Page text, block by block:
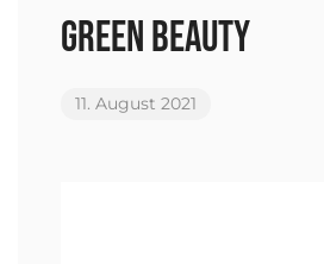
Green Beauty
11. August 2021